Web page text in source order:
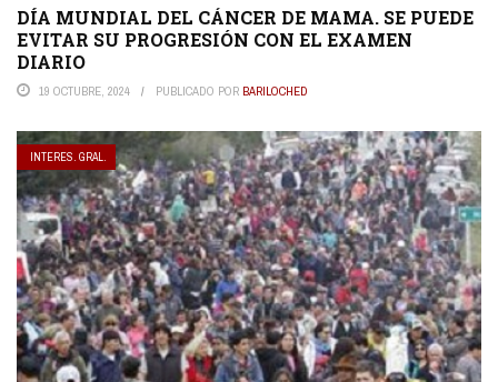
DÍA MUNDIAL DEL CÁNCER DE MAMA. SE PUEDE
EVITAR SU PROGRESIÓN CON EL EXAMEN
DIARIO
19 OCTUBRE, 2024 PUBLICADO POR BARILOCHED
INTERES. GRAL.